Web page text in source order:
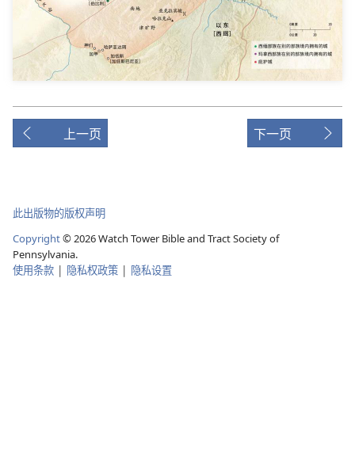
上一页 下一页
此出版物的版权声明
Copyright© 2026 Watch Tower Bible and Tract Society of
Pennsylvania.
使用条款 | 隐私权政策 | 隐私设置